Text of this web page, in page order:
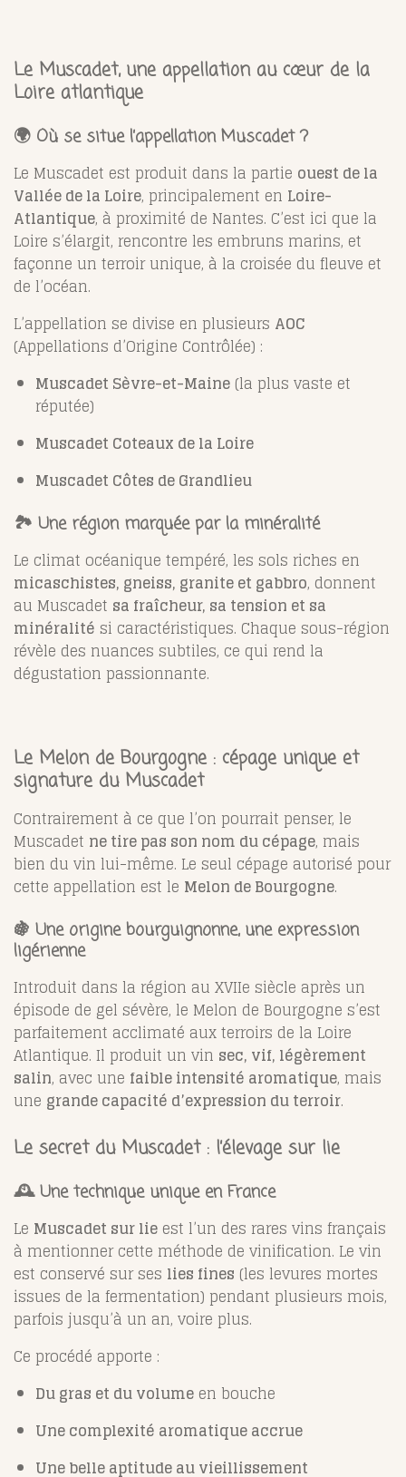
Le Muscadet, une appellation au cœur de la
Loire atlantique
🌍 Où se situe l’appellation Muscadet ?
Le Muscadet est produit dans la partie ouest de la
Vallée de la Loire, principalement en Loire-
Atlantique, à proximité de Nantes. C’est ici que la
Loire s’élargit, rencontre les embruns marins, et
façonne un terroir unique, à la croisée du fleuve et
de l’océan.
L’appellation se divise en plusieurs AOC
(Appellations d’Origine Contrôlée) :
Muscadet Sèvre-et-Maine (la plus vaste et
réputée)
Muscadet Coteaux de la Loire
Muscadet Côtes de Grandlieu
🏞️ Une région marquée par la minéralité
Le climat océanique tempéré, les sols riches en
micaschistes, gneiss, granite et gabbro, donnent
au Muscadet sa fraîcheur, sa tension et sa
minéralité si caractéristiques. Chaque sous-région
révèle des nuances subtiles, ce qui rend la
dégustation passionnante.
Le Melon de Bourgogne : cépage unique et
signature du Muscadet
Contrairement à ce que l’on pourrait penser, le
Muscadet ne tire pas son nom du cépage, mais
bien du vin lui-même. Le seul cépage autorisé pour
cette appellation est le Melon de Bourgogne.
🍇 Une origine bourguignonne, une expression
ligérienne
Introduit dans la région au XVIIe siècle après un
épisode de gel sévère, le Melon de Bourgogne s’est
parfaitement acclimaté aux terroirs de la Loire
Atlantique. Il produit un vin sec, vif, légèrement
salin, avec une faible intensité aromatique, mais
une grande capacité d’expression du terroir.
Le secret du Muscadet : l’élevage sur lie
🕰️ Une technique unique en France
Le Muscadet sur lie est l’un des rares vins français
à mentionner cette méthode de vinification. Le vin
est conservé sur ses lies fines (les levures mortes
issues de la fermentation) pendant plusieurs mois,
parfois jusqu’à un an, voire plus.
Ce procédé apporte :
Du gras et du volume en bouche
Une complexité aromatique accrue
Une belle aptitude au vieillissement